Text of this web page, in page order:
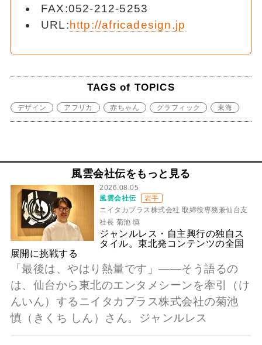
FAX:052-212-5253
URL: http://africadesign.jp
TAGS of TOPICS
デザイン アフリカ 赤ちゃん グラフィック 東海
風雲会社伝をもっと見る
2026.08.05
風雲会社伝
岩手
ニイタカプラス株式会社 取締役専務兼仙台支
社長 菊池 慎
ジャンルレス・自主興行の独自ス
タイル。東北発コンテンツの全国
展開に挑戦する
「最後は、やはり熱量です」――そう語るの
は、仙台から東北のエンタメシーンを牽引（け
んいん）するニイタカプラス株式会社の菊池
慎（きくち しん）さん。ジャンルレス